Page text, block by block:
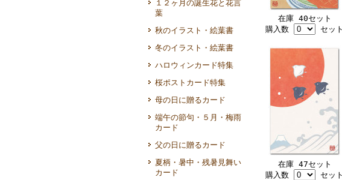
１２ヶ月の誕生花と花言
葉
秋のイラスト・絵葉書
冬のイラスト・絵葉書
ハロウィンカード特集
桜ポストカード特集
母の日に贈るカード
端午の節句・５月・梅雨
カード
父の日に贈るカード
夏柄・暑中・残暑見舞い
カード
在庫 40セット
購入数
セット
在庫 47セット
購入数
セット